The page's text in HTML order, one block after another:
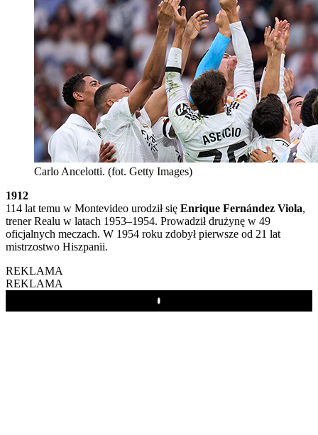
Carlo Ancelotti. (fot. Getty Images)
1912
114 lat temu w Montevideo urodził się Enrique Fernández Viola,
trener Realu w latach 1953–1954. Prowadził drużynę w 49
oficjalnych meczach. W 1954 roku zdobył pierwsze od 21 lat
mistrzostwo Hiszpanii.
REKLAMA
REKLAMA
Play